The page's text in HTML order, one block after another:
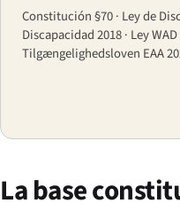
Constitución §70 · Ley de
Discapacidad 2018 · Ley WAD
Tilgængelighedsloven EAA
La base